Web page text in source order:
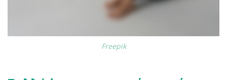
Freepik